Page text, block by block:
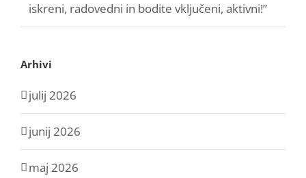
iskreni, radovedni in bodite vključeni, aktivni!”
Arhivi
julij 2026
junij 2026
maj 2026